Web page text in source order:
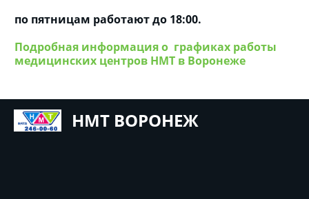
по пятницам работают до 18:00.
Подробная информация о графиках работы
медицинских центров НМТ в Воронеже
НМТ ВОРОНЕЖ